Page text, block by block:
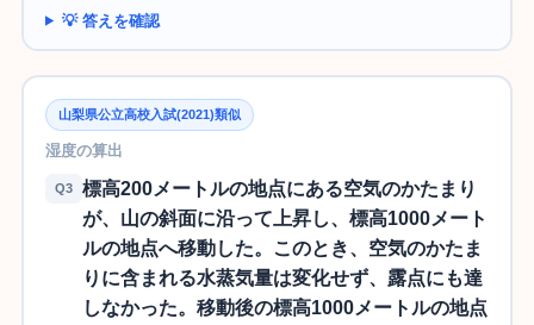
💡 答えを確認
山梨県公立高校入試(2021)類似
湿度の算出
Q3
標高200メートルの地点にある空気のかたまり
が、山の斜面に沿って上昇し、標高1000メート
ルの地点へ移動した。このとき、空気のかたま
りに含まれる水蒸気量は変化せず、露点にも達
しなかった。移動後の標高1000メートルの地点